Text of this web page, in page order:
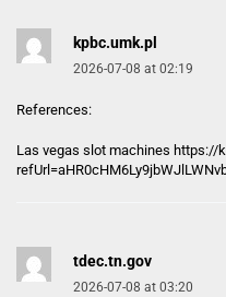
kpbc.umk.pl
2026-07-08 at 02:19
References:
Las vegas slot machines https://
tdec.tn.gov
2026-07-08 at 03:20